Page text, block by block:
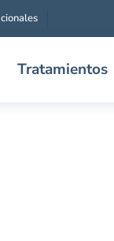
Tratamientos